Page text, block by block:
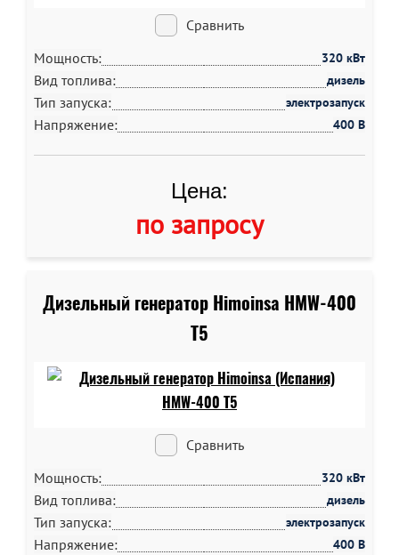
Сравнить
Мощность:
320 кВт
Вид топлива: дизель
Тип запуска: электрозапуск
Напряжение: 400 В
Цена:
по запросу
Дизельный генератор Himoinsa HMW-400
T5
Сравнить
Мощность:
320 кВт
Вид топлива: дизель
Тип запуска: электрозапуск
Напряжение: 400 В